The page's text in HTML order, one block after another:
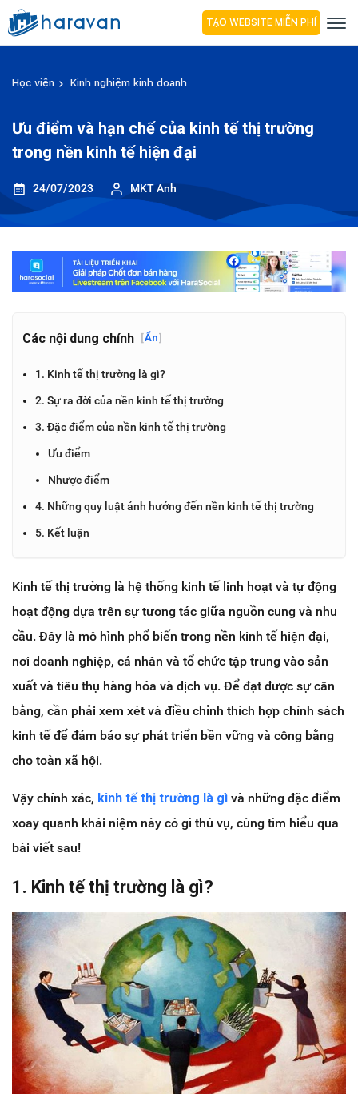
TẠO WEBSITE MIỄN PHÍ
Học viện Kinh nghiệm kinh doanh
Ưu điểm và hạn chế của kinh tế thị trường
trong nền kinh tế hiện đại
24/07/2023 MKT Anh
Các nội dung chính [Ẩn]
1. Kinh tế thị trường là gì?
2. Sự ra đời của nền kinh tế thị trường
3. Đặc điểm của nền kinh tế thị trường
Ưu điểm
Nhược điểm
4. Những quy luật ảnh hưởng đến nền kinh tế thị trường
5. Kết luận
Kinh tế thị trường là hệ thống kinh tế linh hoạt và tự động
hoạt động dựa trên sự tương tác giữa nguồn cung và nhu
cầu. Đây là mô hình phổ biến trong nền kinh tế hiện đại,
nơi doanh nghiệp, cá nhân và tổ chức tập trung vào sản
xuất và tiêu thụ hàng hóa và dịch vụ. Để đạt được sự cân
bằng, cần phải xem xét và điều chỉnh thích hợp chính sách
kinh tế để đảm bảo sự phát triển bền vững và công bằng
cho toàn xã hội.
Vậy chính xác, kinh tế thị trường là gì và những đặc điểm
xoay quanh khái niệm này có gì thú vụ, cùng tìm hiểu qua
bài viết sau!
1. Kinh tế thị trường là gì?